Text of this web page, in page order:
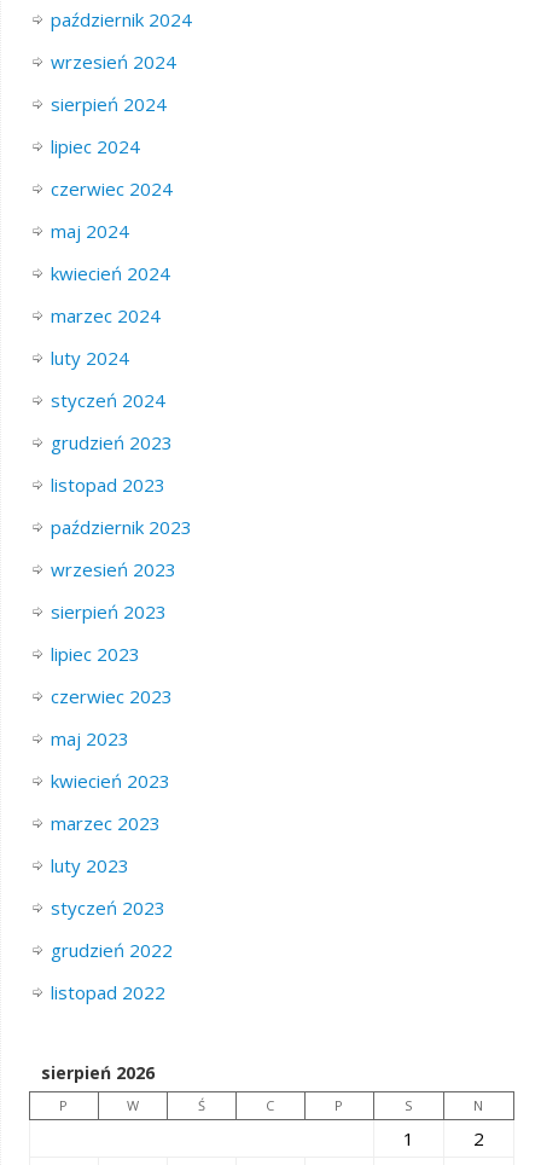
październik 2024
wrzesień 2024
sierpień 2024
lipiec 2024
czerwiec 2024
maj 2024
kwiecień 2024
marzec 2024
luty 2024
styczeń 2024
grudzień 2023
listopad 2023
październik 2023
wrzesień 2023
sierpień 2023
lipiec 2023
czerwiec 2023
maj 2023
kwiecień 2023
marzec 2023
luty 2023
styczeń 2023
grudzień 2022
listopad 2022
sierpień 2026
P W Ś C P S N
1
2